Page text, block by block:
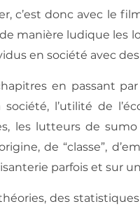
c’est donc avec le
manière ludique les
en société avec
en passant
société, l’utilité de
les lutteurs de
de “classe”,
parfois et sur
des